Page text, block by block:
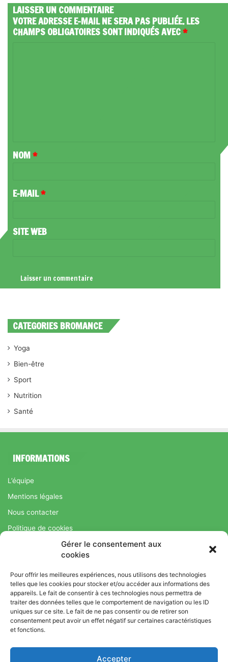
Gérer le consentement aux
cookies
Pour offrir les meilleures expériences, nous utilisons des technologies
telles que les cookies pour stocker et/ou accéder aux informations des
appareils. Le fait de consentir à ces technologies nous permettra de
traiter des données telles que le comportement de navigation ou les ID
uniques sur ce site. Le fait de ne pas consentir ou de retirer son
consentement peut avoir un effet négatif sur certaines caractéristiques
et fonctions.
Accepter
LAISSER UN COMMENTAIRE
VOTRE ADRESSE E-MAIL NE SERA PAS PUBLIÉE.LES
CHAMPS OBLIGATOIRES SONT INDIQUÉS AVEC*
A
R
NOM*
E-MAIL*
SITE WEB
CATEGORIES BROMANCE
Yoga
Bien-être
Sport
Nutrition
Santé
INFORMATIONS
L’équipe
Mentions légales
Nous contacter
Politique de cookies
Régime Savoir Maigrir.fr : La méthode Jean-Michel Cohen pour
une perte de poids durable
© Copyright 2026, Tous droits réservés |Bromance
Bien-Être : Yoga, Bien-être, Nutrition et Sport
L’équipe